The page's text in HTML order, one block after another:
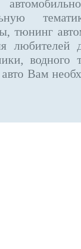
тюнинг
любителей
водного
Вам